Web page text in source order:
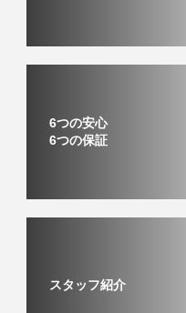
6つの安心
6つの保証
スタッフ紹介